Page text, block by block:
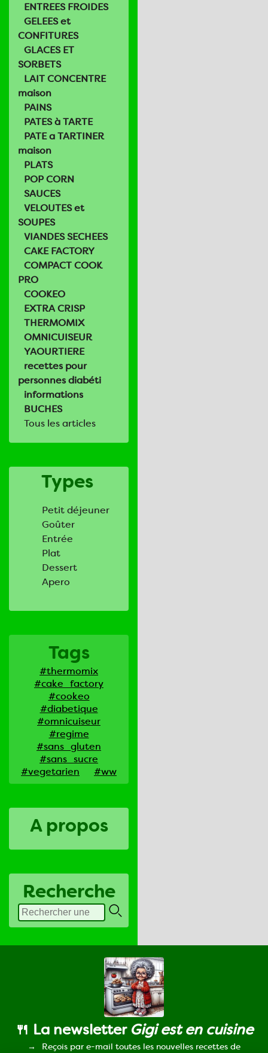
ENTREES FROIDES
GELEES et
CONFITURES
GLACES ET
SORBETS
LAIT CONCENTRE
maison
PAINS
PATES à TARTE
PATE a TARTINER
maison
PLATS
POP CORN
SAUCES
VELOUTES et
SOUPES
VIANDES SECHEES
CAKE FACTORY
COMPACT COOK
PRO
COOKEO
EXTRA CRISP
THERMOMIX
OMNICUISEUR
YAOURTIERE
recettes pour
personnes diabéti
informations
BUCHES
Tous les articles
Types
Petit déjeuner
Goûter
Entrée
Plat
Dessert
Apero
Tags
#thermomix
#cake_factory
#cookeo
#diabetique
#omnicuiseur
#regime
#sans_gluten
#sans_sucre
#vegetarien
#ww
A propos
Recherche
🍴 La newsletter Gigi est en cuisine
Reçois par e-mail toutes les nouvelles recettes de